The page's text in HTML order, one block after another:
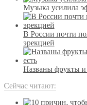
Музыка усилила
В России почти
эрекцией
Названы фрукты и
Сейчас читают: